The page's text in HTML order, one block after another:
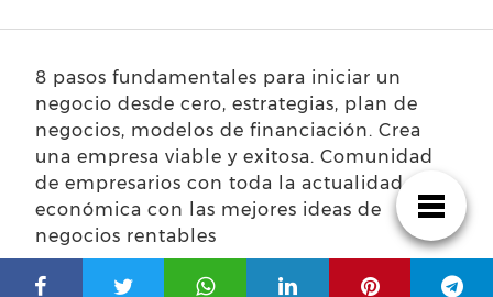
8 pasos fundamentales para iniciar un
negocio desde cero, estrategias, plan de
negocios, modelos de financiación. Crea
una empresa viable y exitosa. Comunidad
de empresarios con toda la actualidad
económica con las mejores ideas de
negocios rentables